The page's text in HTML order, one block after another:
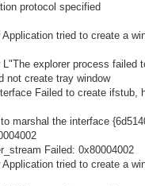
protocol specified
tried to create a
L"The explorer process failed
not create tray window
Failed to create ifstub,
marshal the interface
Failed: 0x80004002
tried to create a